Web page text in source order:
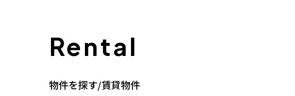
Rental
物件を探す/賃貸物件